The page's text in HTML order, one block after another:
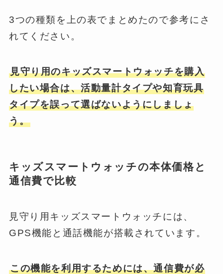
3つの種類を上の表でまとめたので参考にさ
れてください。
見守り用のキッズスマートウォッチを購入
したい場合は、活動量計タイプや知育玩具
タイプを誤って選ばないようにしましょ
う。
キッズスマートウォッチの本体価格と
通信費で比較
見守り用キッズスマートウォッチには、
GPS機能と通話機能が搭載されています。
この機能を利用するためには、通信費が必